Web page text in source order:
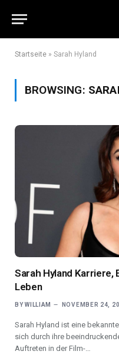
Startseite » Sarah Hyland
BROWSING:
Sarah Hyland
Leben
BY WILLIAM NOVEMBER 24,
Sarah Hyland ist eine
sich durch ihre
Auftreten in der Film-…